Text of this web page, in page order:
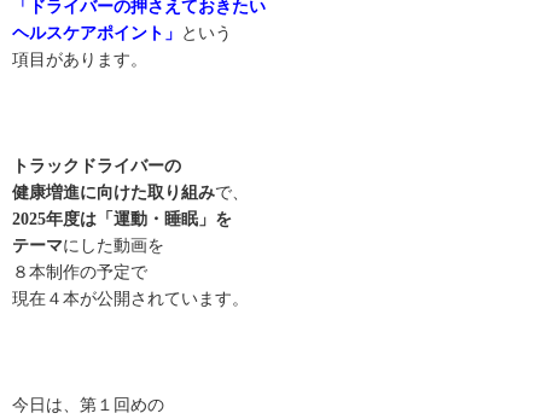
「ドライバーの押さえておきたい
ヘルスケアポイント」 という
項目があります。
トラックドライバーの
健康増進に向けた取り組みで、
2025年度は「運動・睡眠」を
テーマにした動画を
８本制作の予定で
現在４本が公開されています。
今日は、第１回めの